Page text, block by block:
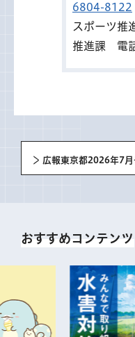
6804-8122
スポーツ推
推進課 電
広報東京都2026年7
おすすめコンテンツ